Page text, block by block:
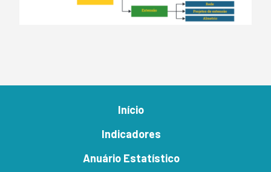
Início
Indicadores
Anuário Estatístico